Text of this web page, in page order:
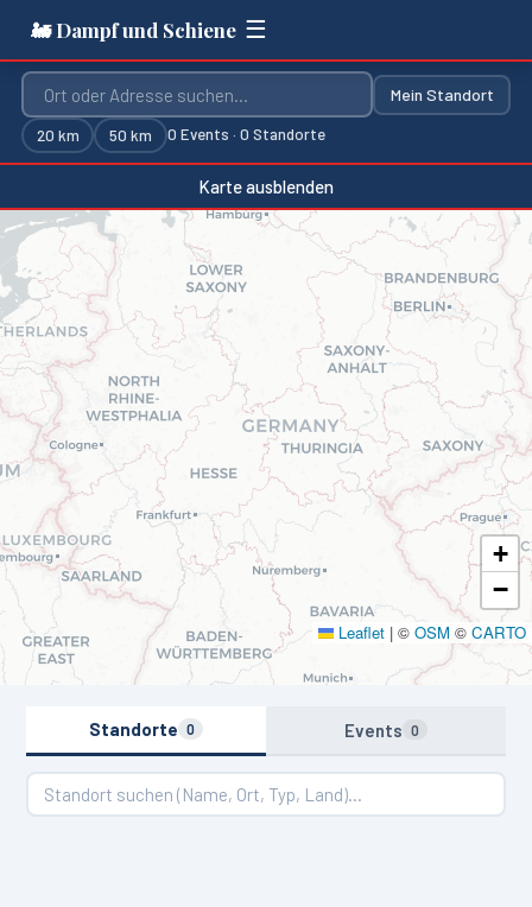
🚂 Dampf und Schiene ☰
Mein Standort
20 km 50 km 0 Events ·0 Standorte
Karte ausblenden
+
−
Leaflet | © OSM © CARTO
Standorte 0 Events 0